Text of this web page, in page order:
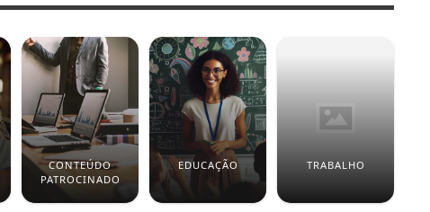
CONTEÚDO
PATROCINADO
EDUCAÇÃO TRABALHO